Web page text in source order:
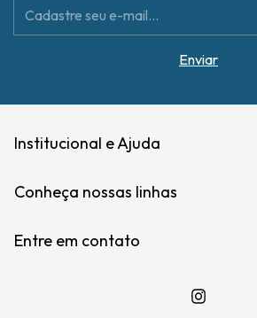
Institucional e Ajuda
Conheça nossas linhas
Entre em contato